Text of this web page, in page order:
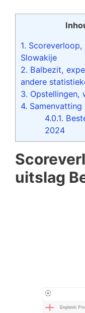
1. Scoreverloop,
Slowakije
2. Balbezit,
andere
3. Opstellingen,
4.
4.0.1.
2024
uitslag